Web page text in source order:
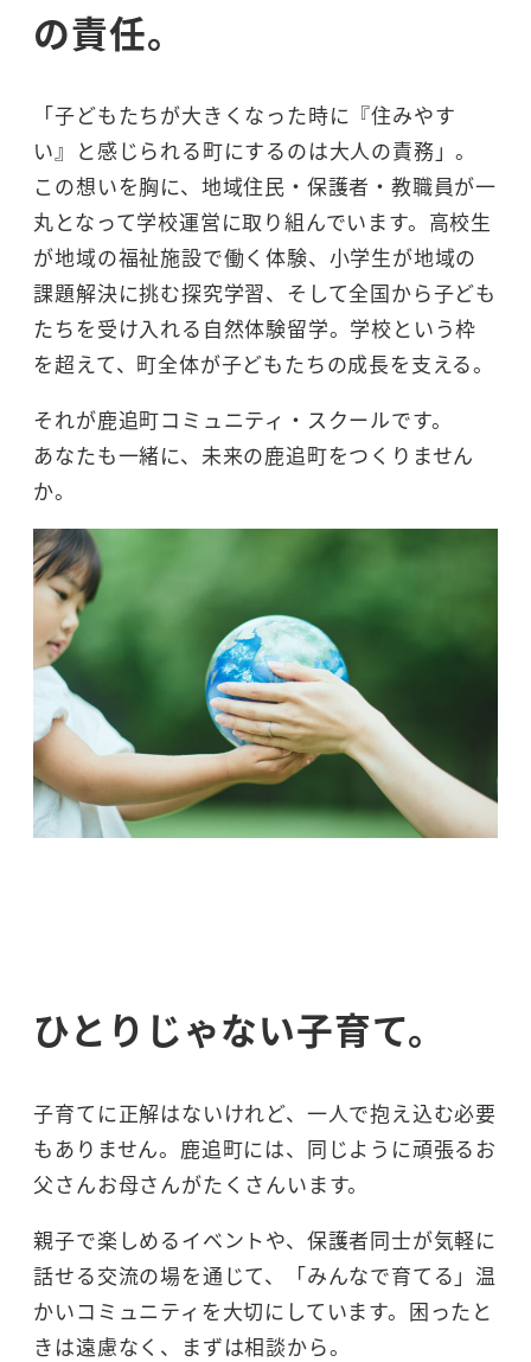
の責任。
「子どもたちが大きくなった時に『住みやす
い』と感じられる町にするのは大人の責務」。
この想いを胸に、地域住民・保護者・教職員が一
丸となって学校運営に取り組んでいます。高校生
が地域の福祉施設で働く体験、小学生が地域の
課題解決に挑む探究学習、そして全国から子ども
たちを受け入れる自然体験留学。学校という枠
を超えて、町全体が子どもたちの成長を支える。
それが鹿追町コミュニティ・スクールです。
あなたも一緒に、未来の鹿追町をつくりません
か。
ひとりじゃない子育て。
子育てに正解はないけれど、一人で抱え込む必要
もありません。鹿追町には、同じように頑張るお
父さんお母さんがたくさんいます。
親子で楽しめるイベントや、保護者同士が気軽に
話せる交流の場を通じて、「みんなで育てる」温
かいコミュニティを大切にしています。困ったと
きは遠慮なく、まずは相談から。